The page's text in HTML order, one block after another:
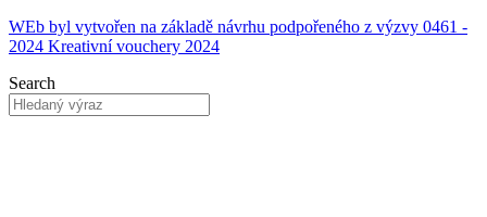
WEb byl vytvořen na základě návrhu podpořeného z výzvy 0461 -
2024 Kreativní vouchery 2024
Search